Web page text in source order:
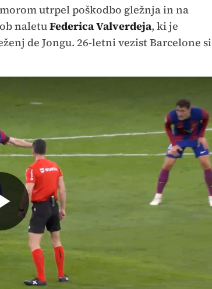
utrpel poškodbo gležnja in na
naletuFederica Valverdeja, ki je
de Jongu. 26-letni vezist Barcelone si
Predvajaj